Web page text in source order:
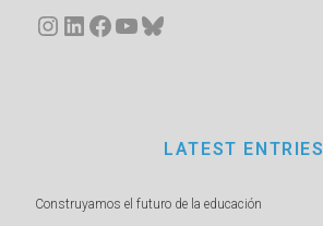
Instagram
LinkedIn
Facebook
YouTube
Bluesky
LATEST ENTRIES
Construyamos el futuro de la educación